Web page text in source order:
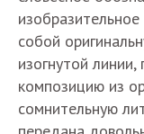
собой
изогнутой
композицию из
сомнительную